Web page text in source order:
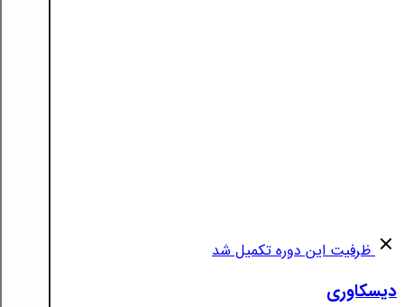
ظرفیت این دوره تکمیل شد
دیسکاوری